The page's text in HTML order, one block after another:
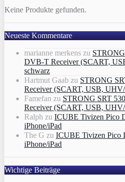
Keine Produkte gefunden.
Neueste Kommentare
marianne merkens zu
DVB-T Receiver (SCART,
schwarz
Hartmut Gaab zu STRONG
Receiver (SCART, USB,
Famefan zu STRONG SRT
Receiver (SCART, USB,
Ralph zu ICUBE Tivizen Pico
iPhone/iPad
The G zu ICUBE Tivizen Pico
iPhone/iPad
Wichtige Beiträge